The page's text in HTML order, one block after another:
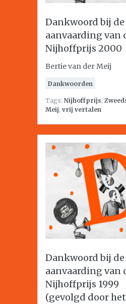
Dankwoord bij de
aanvaarding van
Nijhoffprijs 2000
Bertie van der Meij
Dankwoorden
Tags: Nijhoffprijs,
Meij, vrij vertalen
Dankwoord bij de
aanvaarding van
Nijhoffprijs 1999
(gevolgd door het